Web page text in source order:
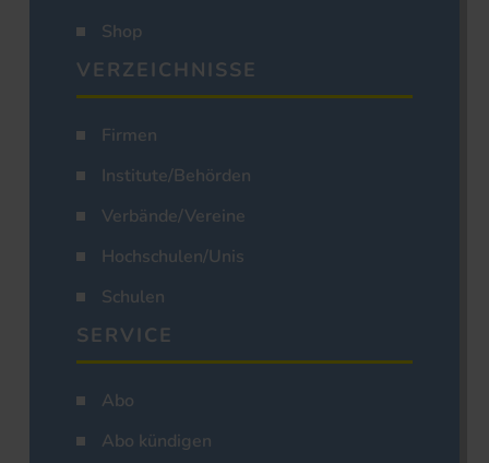
Shop
VERZEICHNISSE
Firmen
Institute/Behörden
Verbände/Vereine
Hochschulen/Unis
Schulen
SERVICE
Abo
Abo kündigen